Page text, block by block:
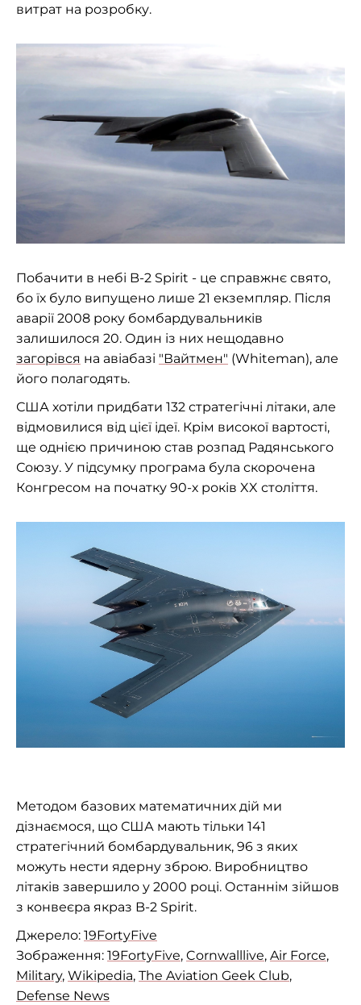
витрат на розробку.
Побачити в небі B-2 Spirit - це справжнє свято,
бо їх було випущено лише 21 екземпляр. Після
аварії 2008 року бомбардувальників
залишилося 20. Один із них нещодавно
загорівся на авіабазі "Вайтмен" (Whiteman), але
його полагодять.
США хотіли придбати 132 стратегічні літаки, але
відмовилися від цієї ідеї. Крім високої вартості,
ще однією причиною став розпад Радянського
Союзу. У підсумку програма була скорочена
Конгресом на початку 90-х років XX століття.
Методом базових математичних дій ми
дізнаємося, що США мають тільки 141
стратегічний бомбардувальник, 96 з яких
можуть нести ядерну зброю. Виробництво
літаків завершило у 2000 році. Останнім зійшов
з конвеєра якраз B-2 Spirit.
Джерело: 19FortyFive
Зображення: 19FortyFive, Cornwalllive, Air Force,
Military, Wikipedia, The Aviation Geek Club,
Defense News